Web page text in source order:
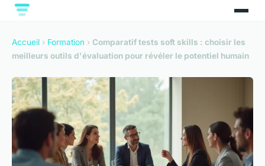
Accueil › Formation › Comparatif tests soft skills : choisir les
meilleurs outils d'évaluation pour révéler le potentiel humain